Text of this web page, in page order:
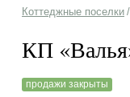
Коттеджные поселки /
КП
продажи закрыты